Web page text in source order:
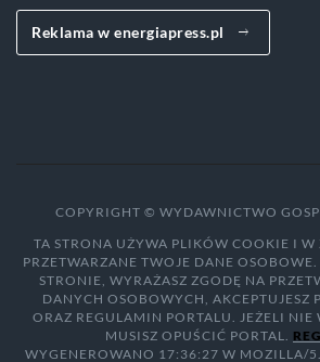
Reklama w energiapress.pl
COPYRIGHT © WYDAWNICTWO
TA STRONA UŻYWA PLIKÓW COOKIE I
PRZETWARZANE TWOJE DANE
STRONIE, WYRAŻASZ ZGODĘ NA
DANYCH OSOBOWYCH, AKCEPTUJESZ
ORAZ REGULAMIN PORTALU. JEŻELI NIE
MUSISZ OPUŚCIĆ PORTAL.
WYGENEROWANO 17:36:27 W MOZILLA/